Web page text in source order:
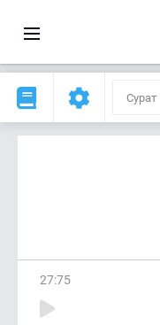
Сурат
27:75